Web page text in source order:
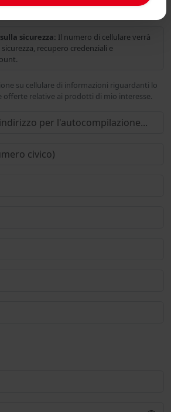
sicurezza: Il numero di cellulare verrà
recupero credenziali e
su cellulare di informazioni riguardanti lo
offerte relative ai prodotti di mio interesse.